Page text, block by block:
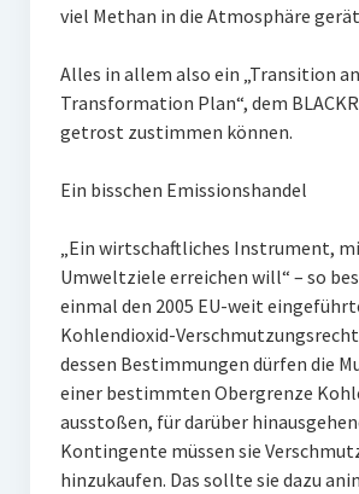
viel Methan in die Atmosphäre
Alles in allem also ein „Transition
Transformation Plan“, dem
getrost zustimmen können.
Ein bisschen Emissionshandel
„Ein wirtschaftliches Instrument,
Umweltziele erreichen will“ – so
einmal den 2005 EU-weit
Kohlendioxid-
dessen Bestimmungen dürfen die
einer bestimmten Obergrenze
ausstoßen, für darüber
Kontingente müssen sie
hinzukaufen. Das sollte sie dazu